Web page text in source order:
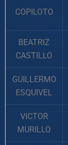
COPILOTO
BEATRIZ
CASTILLO
GUILLERMO
ESQUIVEL
VICTOR
MURILLO